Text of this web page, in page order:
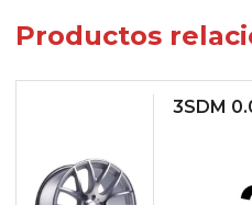
Productos
3SDM